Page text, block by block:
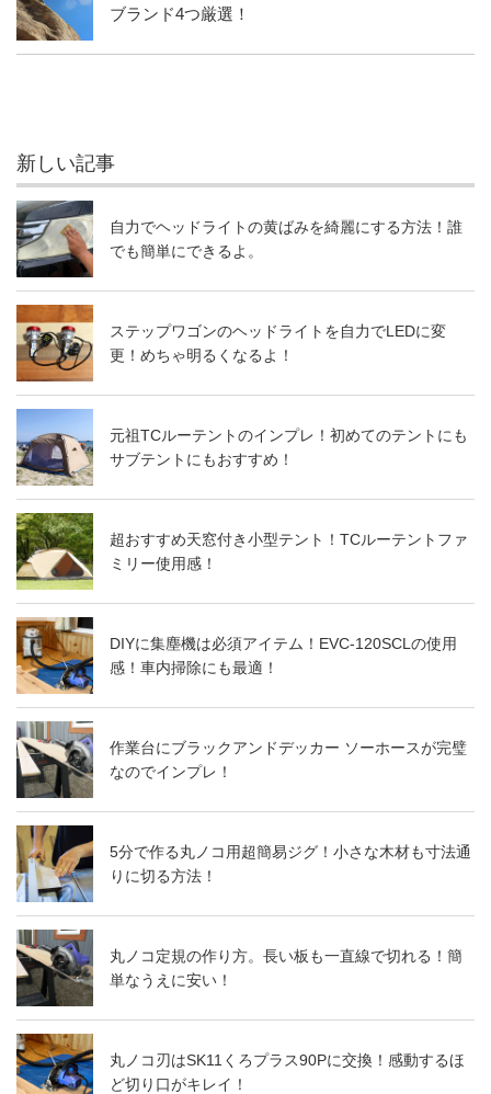
ブランド4つ厳選！
新しい記事
自力でヘッドライトの黄ばみを綺麗にする方法！誰
でも簡単にできるよ。
ステップワゴンのヘッドライトを自力でLEDに変
更！めちゃ明るくなるよ！
元祖TCルーテントのインプレ！初めてのテントにも
サブテントにもおすすめ！
超おすすめ天窓付き小型テント！TCルーテントファ
ミリー使用感！
DIYに集塵機は必須アイテム！EVC-120SCLの使用
感！車内掃除にも最適！
作業台にブラックアンドデッカー ソーホースが完璧
なのでインプレ！
5分で作る丸ノコ用超簡易ジグ！小さな木材も寸法通
りに切る方法！
丸ノコ定規の作り方。長い板も一直線で切れる！簡
単なうえに安い！
丸ノコ刃はSK11くろプラス90Pに交換！感動するほ
ど切り口がキレイ！